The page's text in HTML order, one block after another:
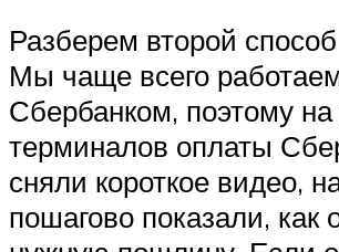
Разберем второй
Мы чаще всего
Сбербанком, поэтому
терминалов оплаты
сняли короткое видео,
пошагово показали, как